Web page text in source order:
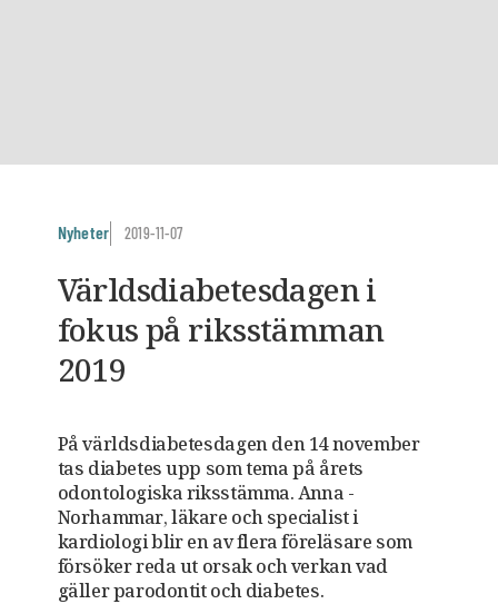
Nyheter 2019-11-07
Världsdiabetesdagen i
fokus på riksstämman
2019
På världsdiabetesdagen den 14 november
tas ­diabetes upp som tema på årets
odontologiska riksstämma. Anna ­
Norhammar, läkare och specialist i
kardiologi blir en av flera föreläsare som
försöker reda ut orsak och ­verkan vad
gäller parodontit och diabetes.